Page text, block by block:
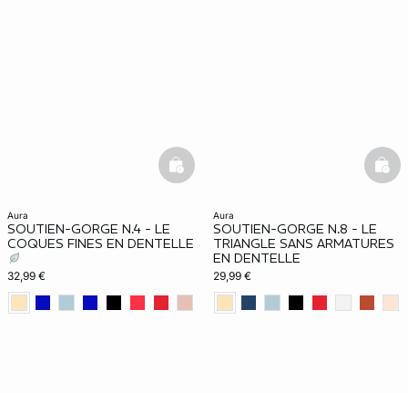
aura
SOUTIEN-GORGE N.4 - LE
COQUES FINES EN DENTELLE
32,99 €
basketfull
aura
SOUTIEN-GORGE N.8 - LE
TRIANGLE SANS ARMATURES
EN DENTELLE
29,99 €